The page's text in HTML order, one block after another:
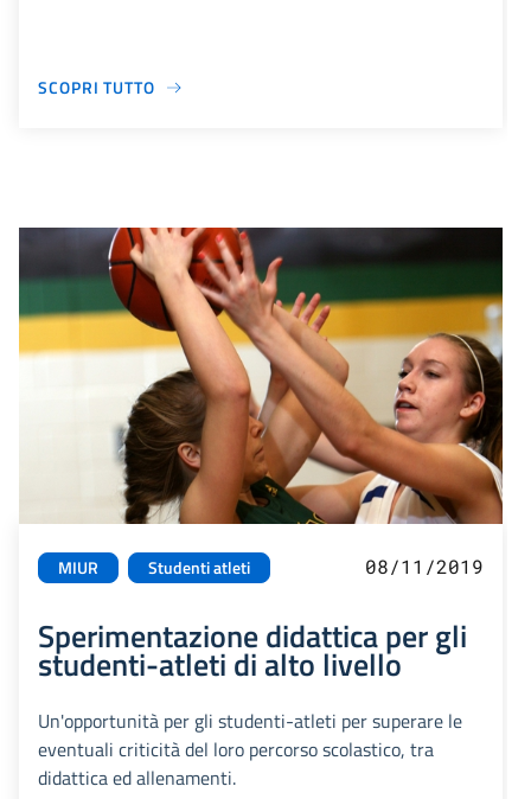
SCOPRI TUTTO
MIUR Studenti atleti 08/11/2019
Sperimentazione didattica per gli
studenti-atleti di alto livello
Un'opportunità per gli studenti-atleti per superare le
eventuali criticità del loro percorso scolastico, tra
didattica ed allenamenti.